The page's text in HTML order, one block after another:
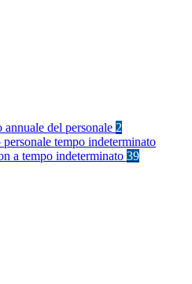
annuale del personale 2
personale tempo indeterminato
a tempo indeterminato 39